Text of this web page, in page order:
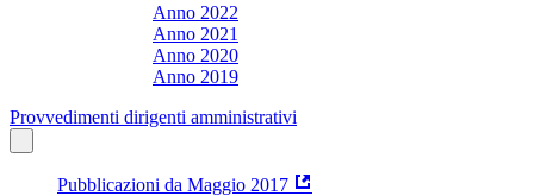
Anno 2022
Anno 2021
Anno 2020
Anno 2019
Provvedimenti dirigenti amministrativi
Pubblicazioni da Maggio 2017